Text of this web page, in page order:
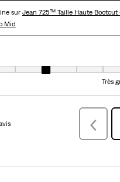
sur Jean 725™ Taille Haute Bootcut
Mid
où 1 est égal à Très petit et 7 est égal à
Très